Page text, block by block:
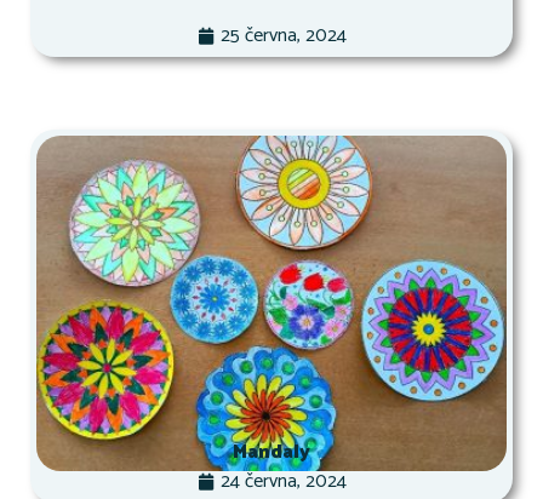
25 června, 2024
Mandaly
24 června, 2024